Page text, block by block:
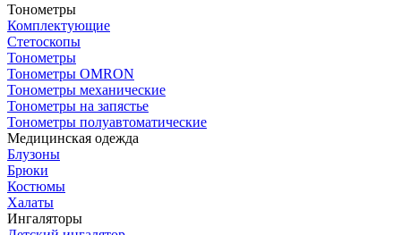
Тонометры
Комплектующие
Стетоскопы
Тонометры
Тонометры OMRON
Тонометры механические
Тонометры на запястье
Тонометры полуавтоматические
Медицинская одежда
Блузоны
Брюки
Костюмы
Халаты
Ингаляторы